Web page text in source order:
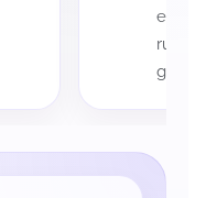
es
ruta
guía